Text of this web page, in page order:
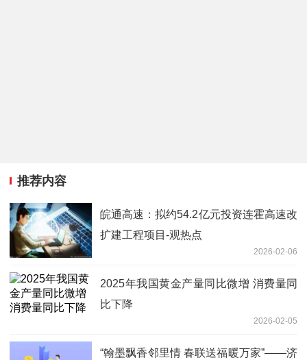
推荐内容
皖通高速：拟约54.2亿元投资连霍高速改
扩建工程项目-观热点
2026-02-06
2025年我国黄金产量同比微增 消费量同
比下降
2026-02-05
“翰墨飘香邻里情 春联送福暖万家”——济